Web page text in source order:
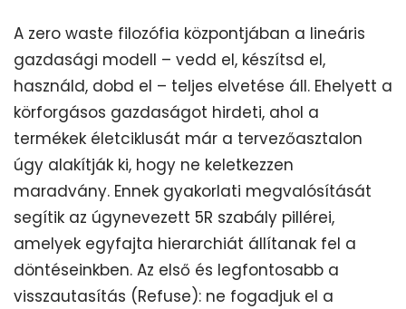
A zero waste filozófia központjában a lineáris
gazdasági modell – vedd el, készítsd el,
használd, dobd el – teljes elvetése áll. Ehelyett a
körforgásos gazdaságot hirdeti, ahol a
termékek életciklusát már a tervezőasztalon
úgy alakítják ki, hogy ne keletkezzen
maradvány. Ennek gyakorlati megvalósítását
segítik az úgynevezett 5R szabály pillérei,
amelyek egyfajta hierarchiát állítanak fel a
döntéseinkben. Az első és legfontosabb a
visszautasítás (Refuse): ne fogadjuk el a